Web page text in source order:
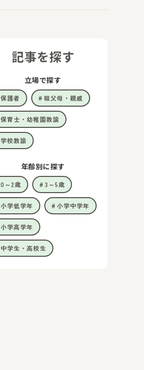
記事を探す
立場で探す
保護者 祖父母・親戚
保育士・幼稚園教諭
学校教諭
年齢別に探す
0～2歳 3～5歳
小学低学年 小学中学年
小学高学年
中学生・高校生